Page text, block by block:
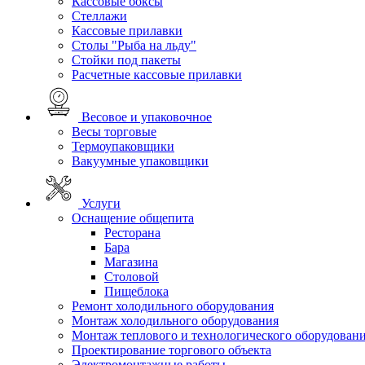
Стеллажи
Кассовые прилавки
Столы "Рыба на льду"
Стойки под пакеты
Расчетные кассовые прилавки
Весовое и упаковочное
Весы торговые
Термоупаковщики
Вакуумные упаковщики
Услуги
Оснащение общепита
Ресторана
Бара
Магазина
Столовой
Пищеблока
Ремонт холодильного оборудования
Монтаж холодильного оборудования
Монтаж теплового и технологического
Проектирование торгового объекта